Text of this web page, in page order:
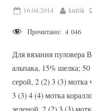
Posted
16.04.2014 By
knitik
Прочитано: 4 046
Для вязания пуловера
альпака, 15% шелка;
серой, 2 (2) 3 (3) мотка
3 (3) 4 (4) мотка
зеленой, 2 (2) 3 (3)